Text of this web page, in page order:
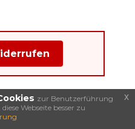
zur Benutzerführung
Webseite besser zu
x